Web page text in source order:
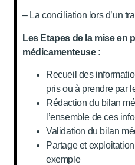
– La conciliation lors d’un
Les Etapes de la mise en
médicamenteuse :
Recueil des
pris ou à prendre par
Rédaction du bilan
l’ensemble de ces
Validation du bilan
Partage et
exemple